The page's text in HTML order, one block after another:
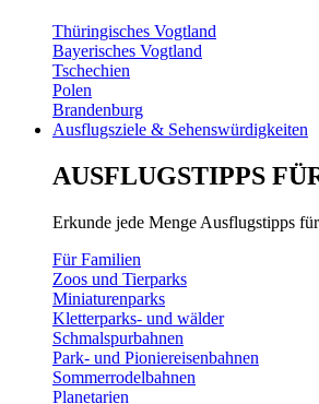
Thüringisches Vogtland
Bayerisches Vogtland
Tschechien
Polen
Brandenburg
Ausflugsziele & Sehenswürdigkeiten
AUSFLUGSTIPPS
Erkunde jede Menge Ausflugstipps
Für Familien
Zoos und Tierparks
Miniaturenparks
Kletterparks- und wälder
Schmalspurbahnen
Park- und Pioniereisenbahnen
Sommerrodelbahnen
Planetarien